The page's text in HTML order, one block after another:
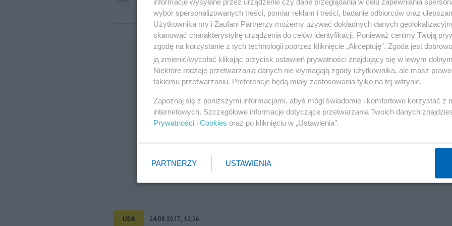
USA 24.08.2017, 12:26
wybór spersonalizowanych treści, pomiar reklam i treści, badanie odbiorców oraz
Użytkownika my i Zaufani Partnerzy możemy używać dokładnych danych
skanować charakterystykę urządzenia do celów identyfikacji. Ponieważ cenimy Twoją
zgodę na korzystanie z tych technologii poprzez kliknięcie „Akceptuję”. Zgoda jest
ją zmienić/wycofać klikając przycisk ustawień prywatności znajdujący się w lewym
Niektóre rodzaje przetwarzania danych nie wymagają zgody użytkownika, ale masz
takiemu przetwarzaniu. Preferencje będą miały zastosowania tylko na tej witrynie.
Zapoznaj się z poniższymi informacjami, abyś mógł świadomie i komfortowo korzystać z
internetowych. Szczegółowe informacje dotyczące przetwarzania Twoich danych
Prywatności i Cookies oraz po kliknięciu w „Ustawienia”.
PARTNERZY USTAWIENIA